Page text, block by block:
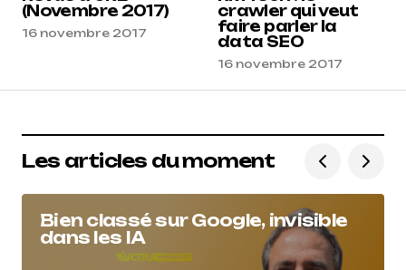
(Novembre 2017)
16 novembre 2017
crawler qui veut
faire parler la
data SEO
16 novembre 2017
Les articles du moment
Bien classé sur Google, invisible
dans les IA